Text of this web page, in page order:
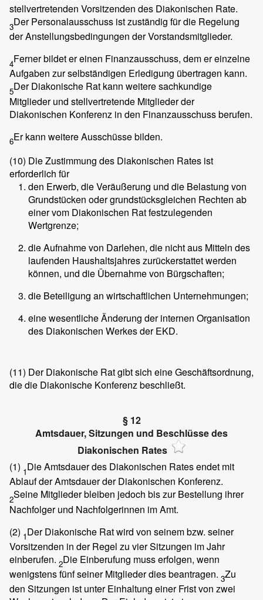
stellvertretenden Vorsitzenden des Diakonischen Rate.
3Der Personalausschuss ist zuständig für die Regelung
der Anstellungsbedingungen der Vorstandsmitglieder.
4Ferner bildet er einen Finanzausschuss, dem er einzelne
Aufgaben zur selbständigen Erledigung übertragen kann.
5Der Diakonische Rat kann weitere sachkundige
Mitglieder und stellvertretende Mitglieder der
Diakonischen Konferenz in den Finanzausschuss berufen.
6Er kann weitere Ausschüsse bilden.
(10) Die Zustimmung des Diakonischen Rates ist
erforderlich für
den Erwerb, die Veräußerung und die Belastung von
Grundstücken oder grundstücksgleichen Rechten ab
einer vom Diakonischen Rat festzulegenden
Wertgrenze;
die Aufnahme von Darlehen, die nicht aus Mitteln des
laufenden Haushaltsjahres zurückerstattet werden
können, und die Übernahme von Bürgschaften;
die Beteiligung an wirtschaftlichen Unternehmungen;
eine wesentliche Änderung der internen Organisation
des Diakonischen Werkes der EKD.
(11) Der Diakonische Rat gibt sich eine Geschäftsordnung,
die die Diakonische Konferenz beschließt.
§ 12
Amtsdauer, Sitzungen und Beschlüsse des
Diakonischen Rates
(1) 1Die Amtsdauer des Diakonischen Rates endet mit
Ablauf der Amtsdauer der Diakonischen Konferenz.
2Seine Mitglieder bleiben jedoch bis zur Bestellung ihrer
Nachfolger und Nachfolgerinnen im Amt.
(2) 1Der Diakonische Rat wird von seinem bzw. seiner
Vorsitzenden in der Regel zu vier Sitzungen im Jahr
einberufen. 2Die Einberufung muss erfolgen, wenn
wenigstens fünf seiner Mitglieder dies beantragen. 3Zu
den Sitzungen ist unter Einhaltung einer Frist von zwei